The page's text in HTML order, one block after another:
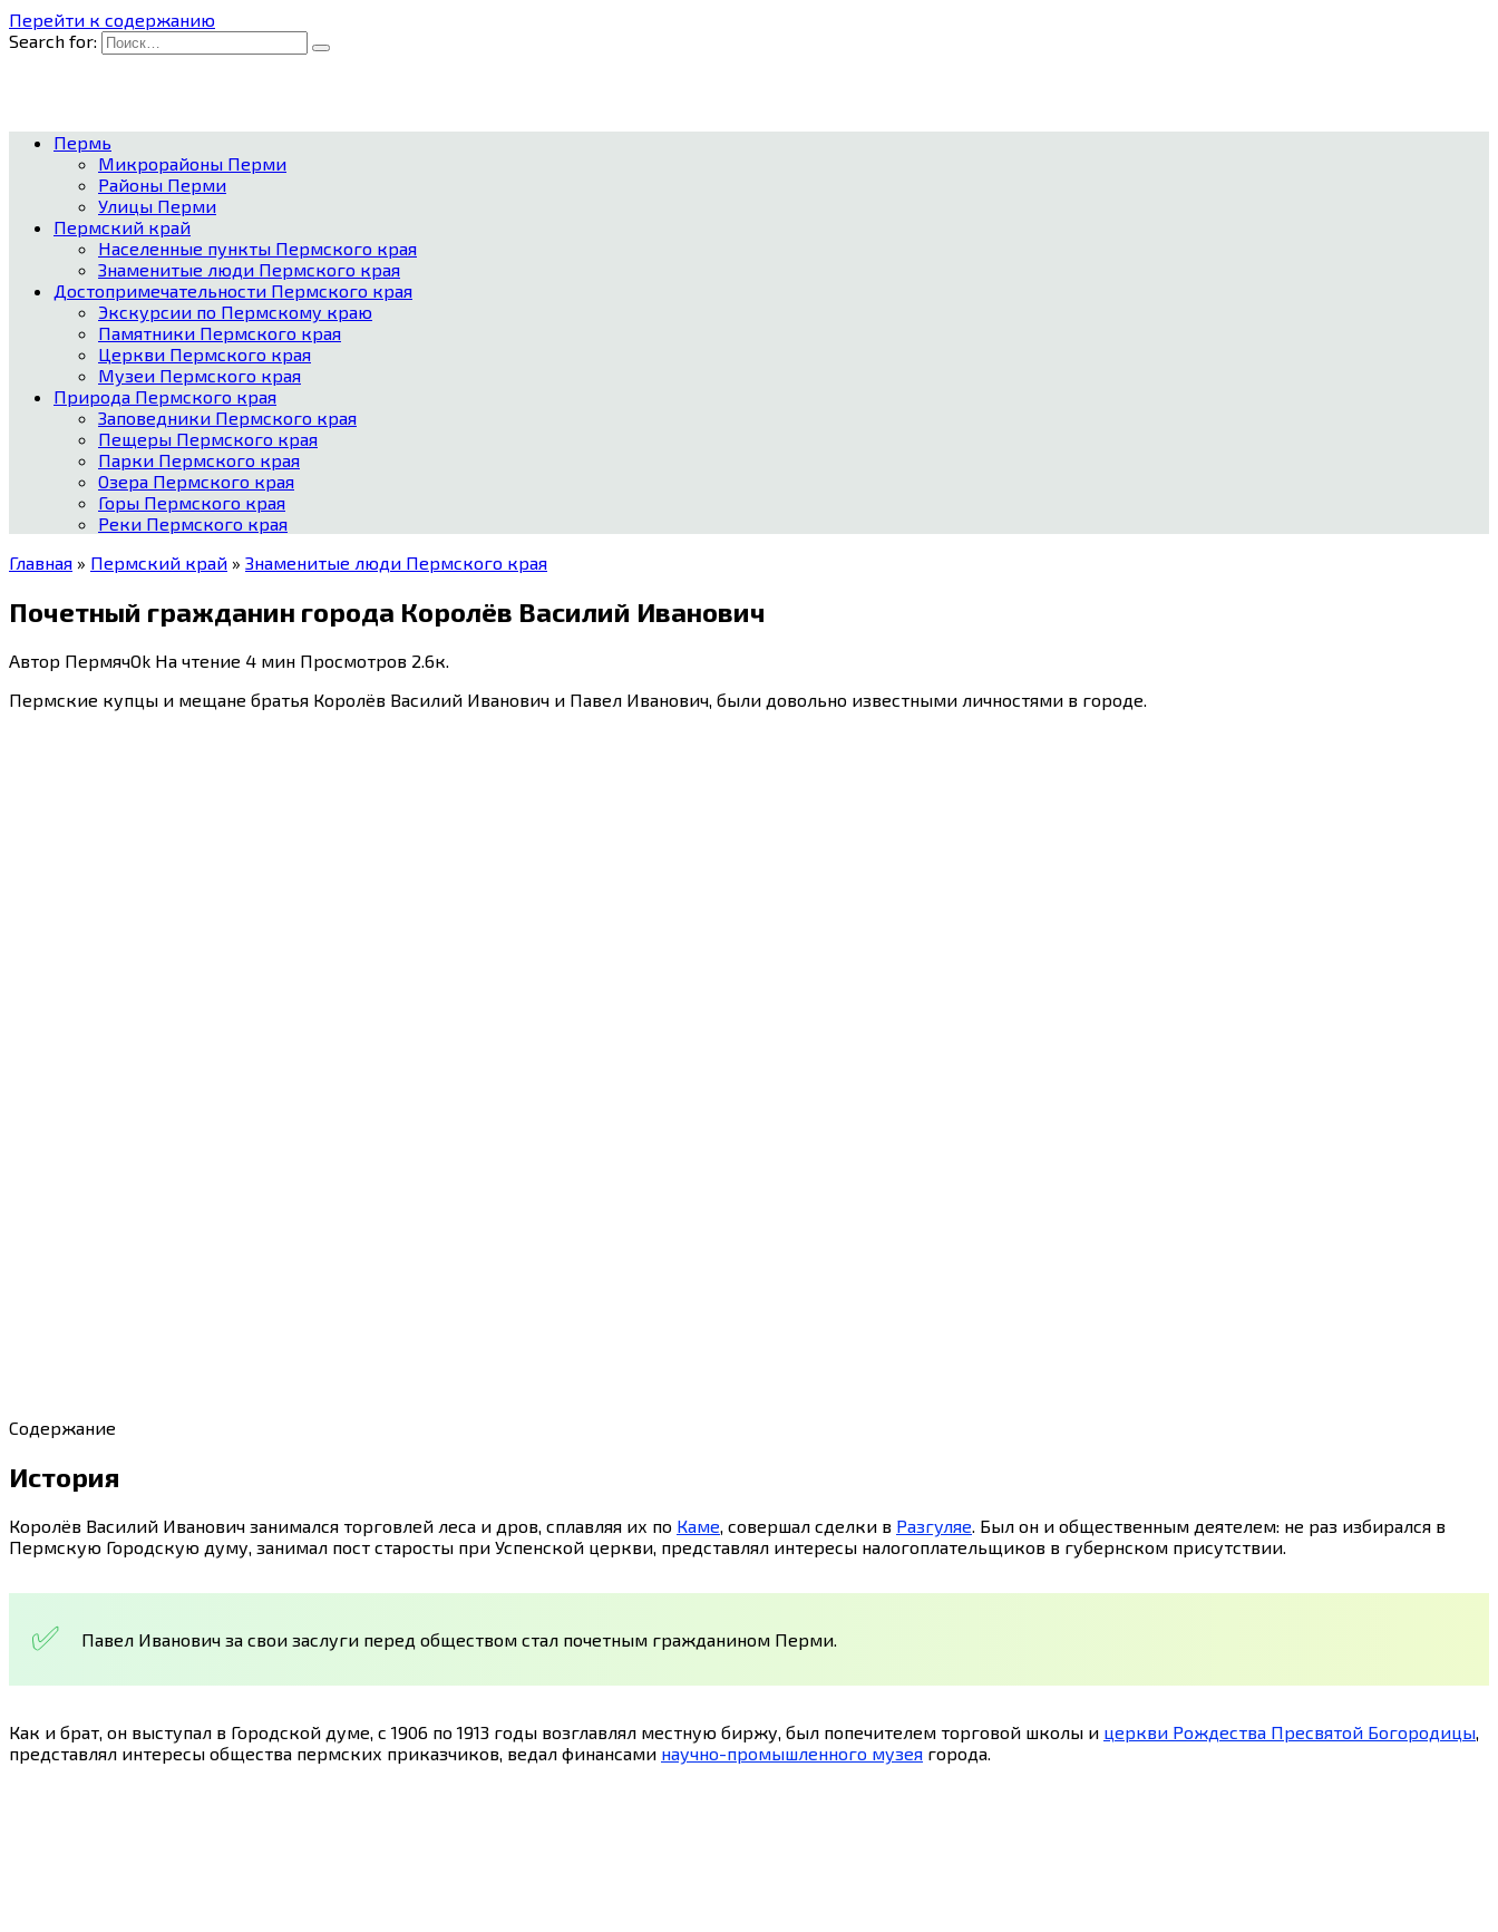
Перейти к содержанию
Search for:
Пермь
Микрорайоны Перми
Районы Перми
Улицы Перми
Пермский край
Населенные пункты Пермского края
Знаменитые люди Пермского края
Достопримечательности Пермского края
Экскурсии по Пермскому краю
Памятники Пермского края
Церкви Пермского края
Музеи Пермского края
Природа Пермского края
Заповедники Пермского края
Пещеры Пермского края
Парки Пермского края
Озера Пермского края
Горы Пермского края
Реки Пермского края
Главная » Пермский край » Знаменитые люди Пермского края
Почетный гражданин города Королёв Василий Иванович
Автор ПермячOk На чтение 4 мин Просмотров 2.6к.
Пермские купцы и мещане братья Королёв Василий Иванович и Павел Иванович, были довольно известными личностями в городе.
Содержание
История
Королёв Василий Иванович занимался торговлей леса и дров, сплавляя их по Каме , совершал сделки в Разгуляе . Был он и общественным деятелем: не раз избирался в
Пермскую Городскую думу, занимал пост старосты при Успенской церкви, представлял интересы налогоплательщиков в губернском присутствии.
Павел Иванович за свои заслуги перед обществом стал почетным гражданином Перми.
Как и брат, он выступал в Городской думе, с 1906 по 1913 годы возглавлял местную биржу, был попечителем торговой школы и церкви Рождества Пресвятой Богородицы
представлял интересы общества пермских приказчиков, ведал финансами научно-промышленного музея города.